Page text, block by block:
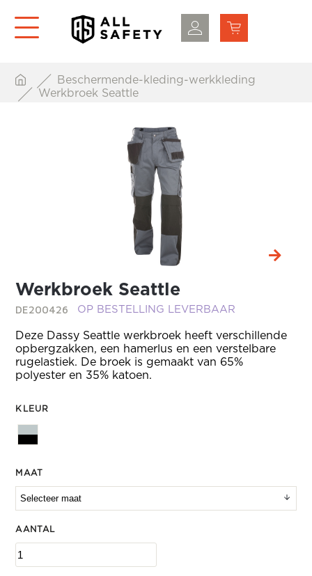
Beschermende-kleding-werkkleding
Werkbroek Seattle
Werkbroek Seattle
DE200426 OP BESTELLING LEVERBAAR
Deze Dassy Seattle werkbroek heeft verschillende
opbergzakken, een hamerlus en een verstelbare
rugelastiek. De broek is gemaakt van 65%
polyester en 35% katoen.
KLEUR
MAAT
AANTAL